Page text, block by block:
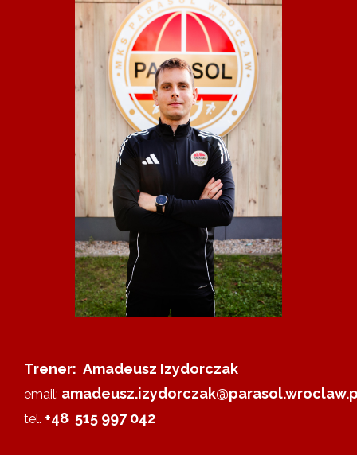
Trener: Amadeusz Izydorczak
email:
tel. +48 515 997 042